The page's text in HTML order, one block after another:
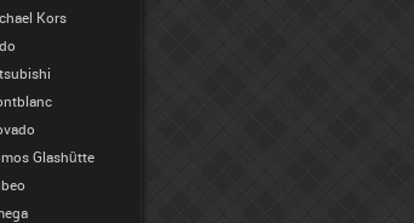
Kors
Glashütte